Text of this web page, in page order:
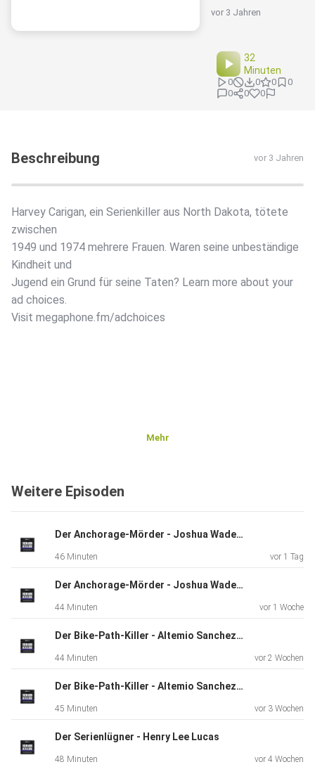
vor 3 Jahren
32
Minuten
0 0 0
0
0
0 0
Beschreibung vor 3 Jahren
Harvey Carigan, ein Serienkiller aus North Dakota, tötete
zwischen
1949 und 1974 mehrere Frauen. Waren seine unbeständige
Kindheit und
Jugend ein Grund für seine Taten? Learn more about your
ad choices.
Visit megaphone.fm/adchoices
Mehr
Weitere Episoden
Der Anchorage-Mörder - Joshua Wade - Teil 2
46 Minuten vor 1 Tag
Der Anchorage-Mörder - Joshua Wade - Teil 1
44 Minuten vor 1 Woche
Der Bike-Path-Killer - Altemio Sanchez - Teil 2
44 Minuten vor 2 Wochen
Der Bike-Path-Killer - Altemio Sanchez - Teil 1
45 Minuten vor 3 Wochen
Der Serienlügner - Henry Lee Lucas
48 Minuten vor 4 Wochen